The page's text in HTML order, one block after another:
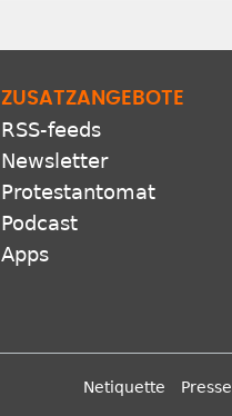
ZUSATZANGEBOTE
RSS-feeds
Newsletter
Protestantomat
Podcast
Apps
Netiquette Presse